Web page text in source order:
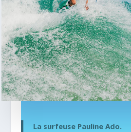
La surfeuse Pauline Ado.